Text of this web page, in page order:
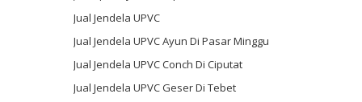
Jual Jendela UPVC
Jual Jendela UPVC Ayun Di Pasar Minggu
Jual Jendela UPVC Conch Di Ciputat
Jual Jendela UPVC Geser Di Tebet